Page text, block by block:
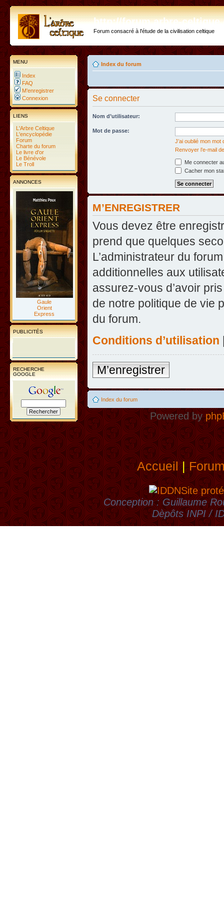
http://forum.arbre-
Forum consacré à l'étude de la civilisation celtique
MENU
Index
FAQ
M’enregistrer
Connexion
LIENS
L'Arbre Celtique
L'encyclopédie
Forum
Charte du forum
Le livre d'or
Le Bénévole
Le Troll
ANNONCES
Gaule
Orient
Express
PUBLICITÉS
RECHERCHE
GOOGLE
Index du forum
Se connecter
Nom d’utilisateur:
Mot de passe:
J’ai oublié mon mot
Renvoyer l’e-mail
Me connecter
Cacher mon
M’ENREGISTRER
Vous devez être
prend que quelques
L’administrateur du
additionnelles aux
assurez-vous d’avoir
de notre politique de vie
du forum.
Conditions d’utilisation
M’enregistrer
Index du forum
Powered by
Accueil|
Site
Conception : Guillaume
Dèpôts INPI /